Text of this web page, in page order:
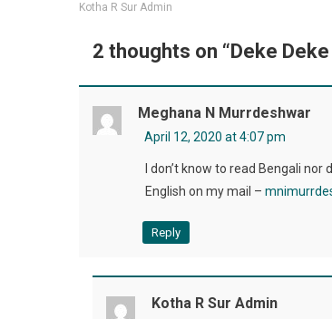
Kotha R Sur Admin
2 thoughts on “ Deke Deke
Meghana N Murrdeshwar
April 12, 2020 at 4:07 pm
I don’t know to read Bengali
English on my mail –
Reply
Kotha R Sur Admin